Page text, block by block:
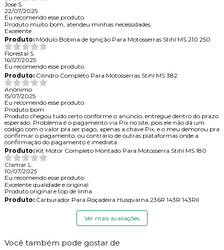
Jose S.
22/07/2025
Eu recomendo esse produto.
Produto muito bom, atendeu minhas necessidades
Excelente
Produto:Módulo Bobina de Ignição Para Motosserras Stihl MS 210 250
Florestal S.
16/07/2025
Eu recomendo esse produto.
Produto:Cilindro Completo Para Motosserras Stihl MS 382
Anônimo
15/07/2025
Eu recomendo esse produto.
Produto bom
Produto chegou tudo certo conforme o anúncio, entregue dentro do prazo
esperado. Problema é o pagamento via Pix no site, pois ele não dá um
código com o valor pra ser pago, apenas a chave Pix, e o meu demorou pra
confirmar o pagamento, ou contrário de outras plataformas onde a
confirmação do pagamento é imediata.
Produto:Kit Motor Completo Montado Para Motosserra Stihl MS 180
Clamar L.
10/07/2025
Eu recomendo esse produto.
Excelente qualidade e original
Produto original e top de linha
Produto:Carburador Para Roçadeira Husqvarna 236R 143R 143RII
Ver mais avaliações
Você também pode gostar de